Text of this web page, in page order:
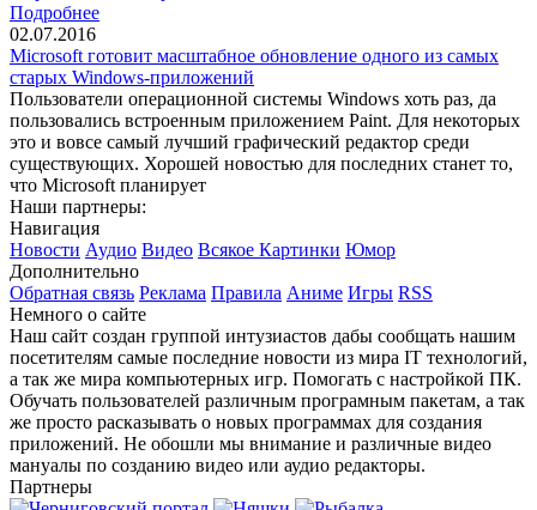
Подробнее
02.07.2016
Microsoft готовит масштабное обновление одного из самых
старых Windows-приложений
Пользователи операционной системы Windows хоть раз, да
пользовались встроенным приложением Paint. Для некоторых
это и вовсе самый лучший графический редактор среди
существующих. Хорошей новостью для последних станет то,
что Microsoft планирует
Наши партнеры:
Навигация
Новости Аудио Видео Всякое Картинки Юмор
Дополнительно
Обратная связь Реклама Правила Аниме Игры RSS
Немного о сайте
Наш сайт создан группой интузиастов дабы сообщать нашим
посетителям самые последние новости из мира IT технологий,
а так же мира компьютерных игр. Помогать с настройкой ПК.
Обучать пользователей различным програмным пакетам, а так
же просто расказывать о новых программах для создания
приложений. Не обошли мы внимание и различные видео
мануалы по созданию видео или аудио редакторы.
Партнеры